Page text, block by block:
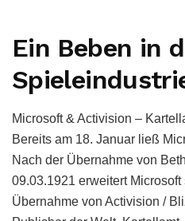
Ein Beben in
Microsoft & Activision –
Bereits am 18. Januar ließ
Nach der Übernahme von
09.03.1921 erweitert
Übernahme von Activision /